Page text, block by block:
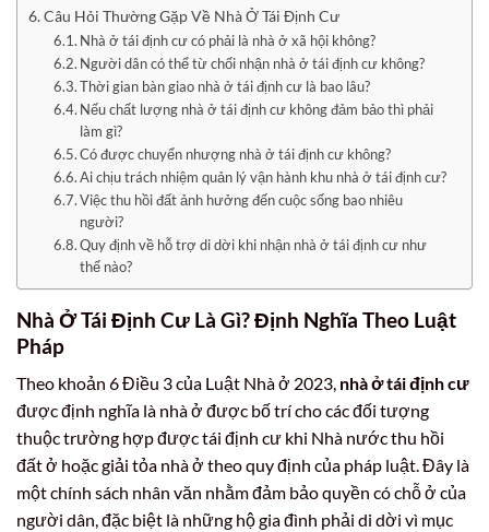
Câu Hỏi Thường Gặp Về Nhà Ở Tái Định Cư
Nhà ở tái định cư có phải là nhà ở xã hội không?
Người dân có thể từ chối nhận nhà ở tái định cư không?
Thời gian bàn giao nhà ở tái định cư là bao lâu?
Nếu chất lượng nhà ở tái định cư không đảm bảo thì phải
làm gì?
Có được chuyển nhượng nhà ở tái định cư không?
Ai chịu trách nhiệm quản lý vận hành khu nhà ở tái định cư?
Việc thu hồi đất ảnh hưởng đến cuộc sống bao nhiêu
người?
Quy định về hỗ trợ di dời khi nhận nhà ở tái định cư như
thế nào?
Nhà Ở Tái Định Cư Là Gì? Định Nghĩa Theo Luật
Pháp
Theo khoản 6 Điều 3 của Luật Nhà ở 2023, nhà ở tái định cư
được định nghĩa là nhà ở được bố trí cho các đối tượng
thuộc trường hợp được tái định cư khi Nhà nước thu hồi
đất ở hoặc giải tỏa nhà ở theo quy định của pháp luật. Đây là
một chính sách nhân văn nhằm đảm bảo quyền có chỗ ở của
người dân, đặc biệt là những hộ gia đình phải di dời vì mục